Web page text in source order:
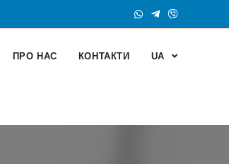
ПРО НАС КОНТАКТИ UA